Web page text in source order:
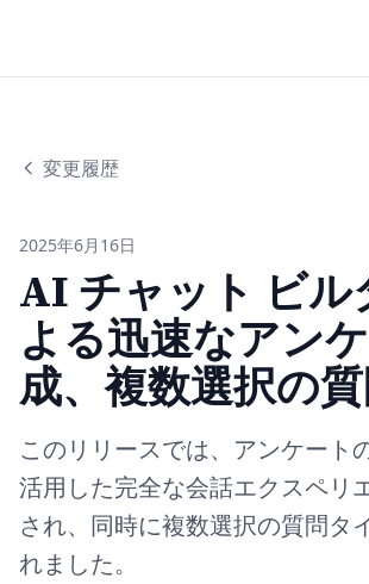
変更履歴
2025年6月16日
AI チャット ビル
よる迅速なアン
成、複数選択の
このリリースでは、アンケート
活用した完全な会話エクスペリ
され、同時に複数選択の質問タ
れました。